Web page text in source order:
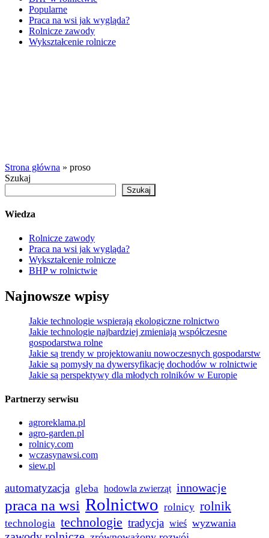
Popularne
Praca na wsi jak wygląda?
Rolnicze zawody
Wykształcenie rolnicze
Strona główna » proso
Szukaj
Szukaj
Wiedza
Rolnicze zawody
Praca na wsi jak wygląda?
Wykształcenie rolnicze
BHP w rolnictwie
Najnowsze wpisy
Jakie technologie wspierają ekologiczne rolnictwo
Jakie technologie najbardziej zmieniają współczesne
gospodarstwa rolne
Jakie są trendy w projektowaniu nowoczesnych gospodarstw
Jakie są pomysły na dywersyfikację dochodów w rolnictwie
Jakie są perspektywy dla młodych rolników w Europie
Partnerzy serwisu
agroreklama.pl
agro-garden.pl
rolnicy.com
wczasynawsi.com
siew.pl
automatyzacja gleba hodowla zwierząt innowacje
praca na wsi Rolnictwo rolnicy rolnik
technologia technologie tradycja wieś wyzwania